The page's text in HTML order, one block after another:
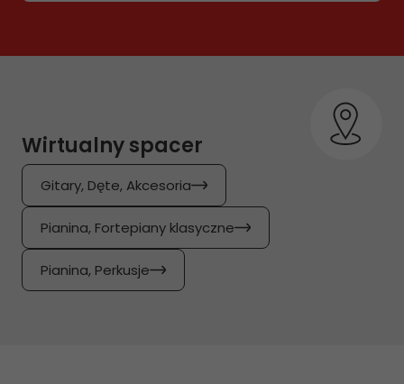
Wirtualny spacer
Gitary, Dęte, Akcesoria
Pianina, Fortepiany klasyczne
Pianina, Perkusje